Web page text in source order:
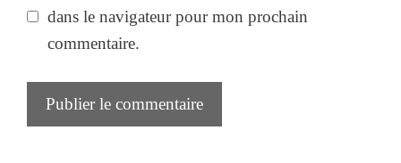
dans le navigateur pour mon prochain
commentaire.